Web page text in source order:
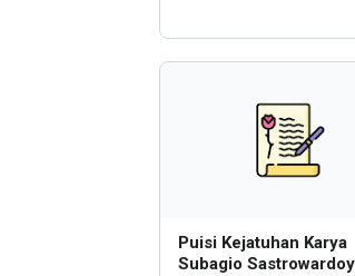
Puisi Kejatuhan Karya
Subagio